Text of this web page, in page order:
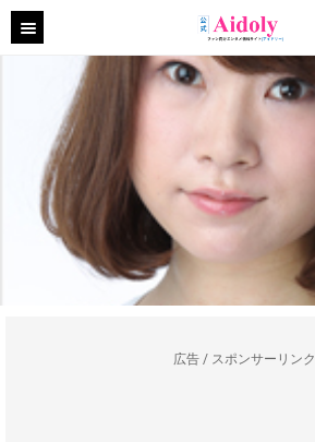
広告 / スポンサーリンク